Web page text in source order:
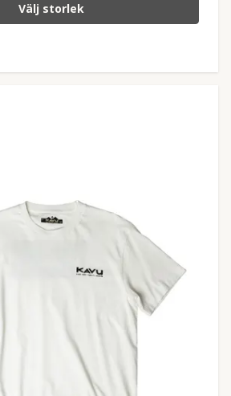
Välj storlek